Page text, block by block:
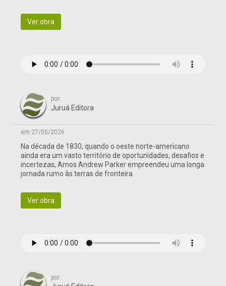
Ver obra
por:
Juruá Editora
em 27/05/2026
Na década de 1830, quando o oeste norte-americano
ainda era um vasto território de oportunidades, desafios e
incertezas, Amos Andrew Parker empreendeu uma longa
jornada rumo às terras de fronteira
Ver obra
por: